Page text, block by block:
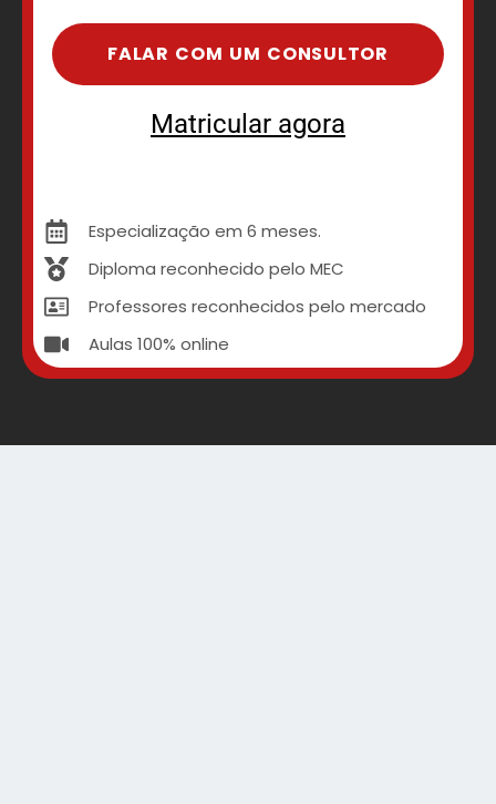
FALAR COM UM CONSULTOR
Matricular agora
Especialização em 6 meses.
Diploma reconhecido pelo MEC
Professores reconhecidos pelo mercado
Aulas 100% online